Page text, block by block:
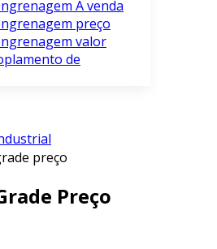
À venda
preço
valor
de
preço
Preço